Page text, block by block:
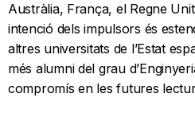
Austràlia, França, el Regne
intenció dels impulsors és
altres universitats de l’Estat
més alumni del grau
compromís en les futures